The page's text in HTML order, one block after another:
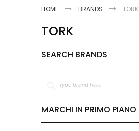
Spedizione
Regalo
Industriali
Copertura
Igiene
Accessori
HOME BRANDS TORK
TORK
SEARCH BRANDS
MARCHI IN PRIMO PIANO